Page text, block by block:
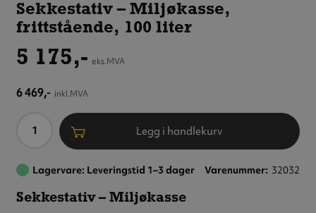
frittstående,
100 liter
Sekkestativ – Miljøkasse,
frittstående, 100 liter
5 175,- eks.MVA
6 469,- inkl.MVA
Antall Legg i handlekurv
Lagervare: Leveringstid 1–3 dager Varenummer 32032
Sekkestativ – Miljøkasse